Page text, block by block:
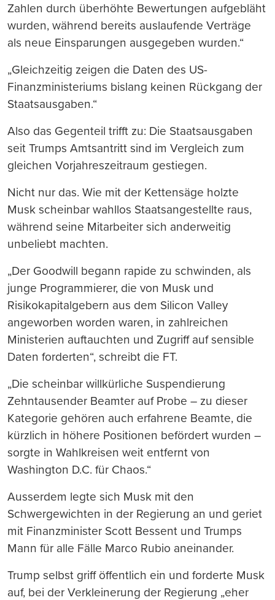
Zahlen durch überhöhte Bewertungen aufgebläht
wurden, während bereits auslaufende Verträge
als neue Einsparungen ausgegeben wurden.“
„Gleichzeitig zeigen die Daten des US-
Finanzministeriums bislang keinen Rückgang der
Staatsausgaben.“
Also das Gegenteil trifft zu: Die Staatsausgaben
seit Trumps Amtsantritt sind im Vergleich zum
gleichen Vorjahreszeitraum gestiegen.
Nicht nur das. Wie mit der Kettensäge holzte
Musk scheinbar wahllos Staatsangestellte raus,
während seine Mitarbeiter sich anderweitig
unbeliebt machten.
„Der Goodwill begann rapide zu schwinden, als
junge Programmierer, die von Musk und
Risikokapitalgebern aus dem Silicon Valley
angeworben worden waren, in zahlreichen
Ministerien auftauchten und Zugriff auf sensible
Daten forderten“, schreibt die FT.
„Die scheinbar willkürliche Suspendierung
Zehntausender Beamter auf Probe – zu dieser
Kategorie gehören auch erfahrene Beamte, die
kürzlich in höhere Positionen befördert wurden –
sorgte in Wahlkreisen weit entfernt von
Washington D.C. für Chaos.“
Ausserdem legte sich Musk mit den
Schwergewichten in der Regierung an und geriet
mit Finanzminister Scott Bessent und Trumps
Mann für alle Fälle Marco Rubio aneinander.
Trump selbst griff öffentlich ein und forderte Musk
auf, bei der Verkleinerung der Regierung „eher